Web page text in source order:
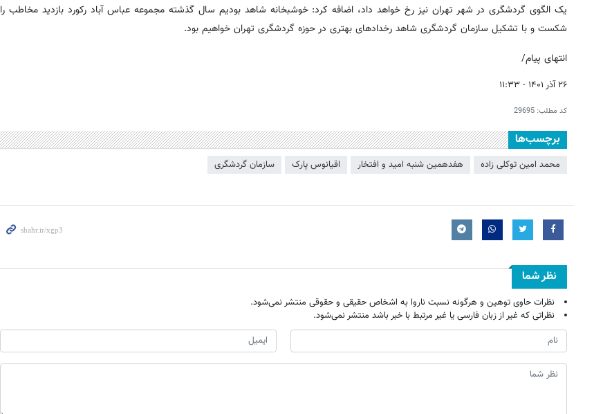
یک الگوی گردشگری در شهر تهران نیز رخ خواهد داد، اضافه کرد: خوشبخانه شاهد بودیم سال گذشته مجموعه عباس آباد رکورد بازدید مخاطب را
شکست و با تشکیل سازمان گردشگری شاهد رخدادهای بهتری در حوزه گردشگری تهران خواهیم بود.
انتهای پیام/
۲۶ آذر ۱۴۰۱ - ۱۱:۳۳
کد مطلب: 29695
برچسب‌ها
محمد امین توکلی زاده هفدهمین شنبه امید و افتخار اقیانوس پارک سازمان گردشگری
نظر شما
نظرات حاوی توهین و هرگونه نسبت ناروا به اشخاص حقیقی و حقوقی منتشر نمی‌شود.
نظراتی که غیر از زبان فارسی یا غیر مرتبط با خبر باشد منتشر نمی‌شود.